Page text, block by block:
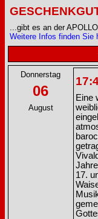
...gibt es an der
Weitere Infos finden Sie
Donnerstag
06
August
Eine
17.